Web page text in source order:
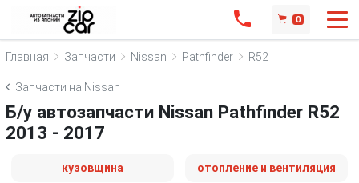
0
Главная Запчасти Nissan Pathfinder R52
Запчасти на Nissan
Б/у автозапчасти Nissan Pathfinder R52
2013 - 2017
кузовщина отопление и вентиляция